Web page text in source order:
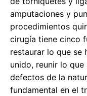
amputaciones y
procedimientos
cirugía tiene cinco
restaurar lo que se
unido, reunir lo
defectos de la
fundamental en el